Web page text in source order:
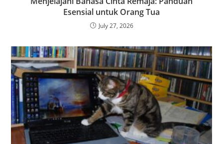
Esensial untuk Orang Tua
July 27, 2026